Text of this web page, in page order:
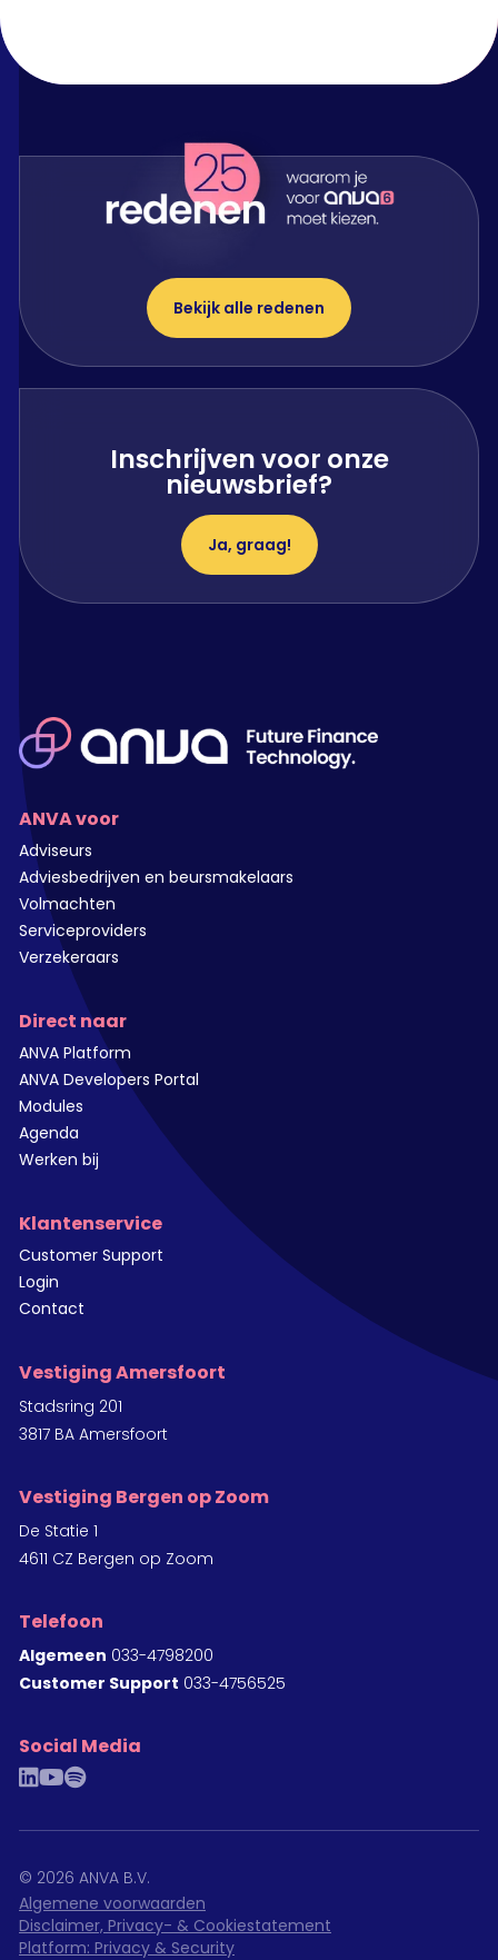
Bekijk alle redenen
Inschrijven voor onze
nieuwsbrief?
Ja, graag!
ANVA voor
Adviseurs
Adviesbedrijven en beursmakelaars
Volmachten
Serviceproviders
Verzekeraars
Direct naar
ANVA Platform
ANVA Developers Portal
Modules
Agenda
Werken bij
Klantenservice
Customer Support
Login
Contact
Vestiging Amersfoort
Stadsring 201
3817 BA Amersfoort
Vestiging Bergen op Zoom
De Statie 1
4611 CZ Bergen op Zoom
Telefoon
Algemeen 033-4798200
Customer Support 033-4756525
Social Media
linkedinyoutubespotify
© 2026 ANVA B.V.
Algemene voorwaarden
Disclaimer, Privacy- & Cookiestatement
Platform: Privacy & Security